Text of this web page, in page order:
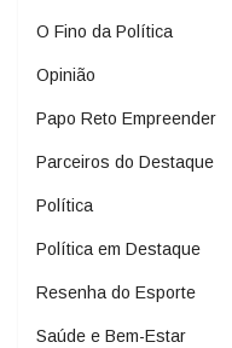
O Fino da Política
Opinião
Papo Reto Empreender
Parceiros do Destaque
Política
Política em Destaque
Resenha do Esporte
Saúde e Bem-Estar